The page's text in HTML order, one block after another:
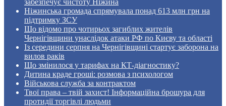
забезпечує чистоту Ніжина
Ніжинська громада спрямувала понад 613 млн грн на
підтримку ЗСУ
Що відомо про чотирьох загиблих жителів
Чернігівщини унаслідок атаки РФ по Києву та області
Із середини серпня на Чернігівщині стартує заборона на
вилов раків
Що змінилося у тарифах на КТ-діагностику?
Дитина краде гроші: розмова з психологом
Військова служба за контрактом
Твої права – твій захист! Інформаційна брошура для
протидії торгівлі людьми